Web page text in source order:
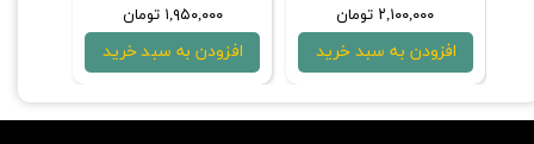
۱,۹۵۰,۰۰۰ تومان
افزودن به سبد خرید
۲,۱۰۰,۰۰۰ تومان
افزودن به سبد خرید